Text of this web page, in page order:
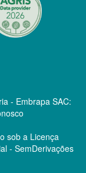
- Embrapa SAC:
sob a Licença
- SemDerivações